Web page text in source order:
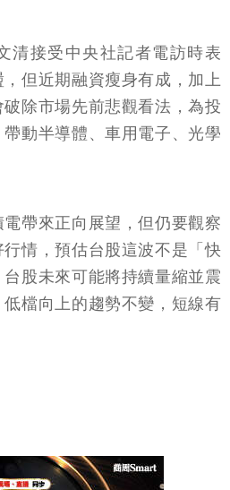
清接受中央社記者電訪時表
但近期融資瘦身有成，加上
除市場先前悲觀看法，為投
動半導體、車用電子、光學
帶來正向展望，但仍要觀察
情，預估台股這波不是「快
股未來可能將持續量縮並震
檔向上的趨勢不變，短線有